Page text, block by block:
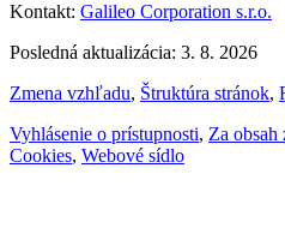
Kontakt: Galileo Corporation s.r.o.
Posledná aktualizácia: 3. 8. 2026
Zmena vzhľadu, Štruktúra stránok,
Vyhlásenie o prístupnosti, Za obsah
Cookies, Webové sídlo